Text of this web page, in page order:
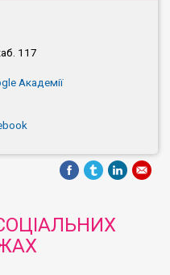
117
Академії